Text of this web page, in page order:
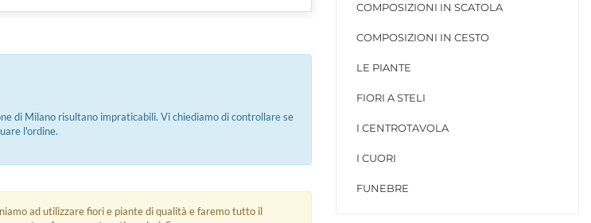
di Milano risultano impraticabili. Vi chiediamo di controllare se
l'ordine.
ad utilizzare fiori e piante di qualità e faremo tutto il
COMPOSIZIONI IN SCATOLA
COMPOSIZIONI IN CESTO
LE PIANTE
FIORI A STELI
I CENTROTAVOLA
I CUORI
FUNEBRE